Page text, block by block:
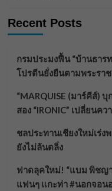
Recent Posts
กรมประมงฟื้น “บ้านธาร
โปรตีนยั่งยืนตามพระรา
“MARQUISE (มาร์คีส์)
สอง “IRONIC” เปลี่ยนค
ชลประทานเชียงใหม่เร่ง
ยังไม่ล้นตลิ่ง
ฟาดลุคใหม่! “แบม พิชญ
แฟนๆ แกะท่า #นอกจอน